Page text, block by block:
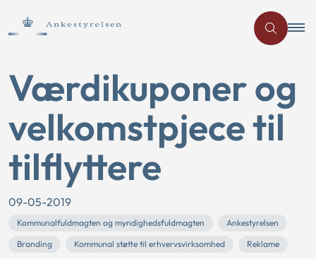
Værdikuponer og
velkomstpjece til
tilflyttere
09-05-2019
Kommunalfuldmagten og myndighedsfuldmagten
Ankestyrelsen
Branding
Kommunal støtte til erhvervsvirksomhed Reklame